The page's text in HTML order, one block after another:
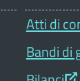
Atti di
Bandi di